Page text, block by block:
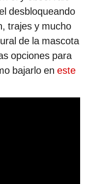
desbloqueando
trajes y mucho
de la mascota
opciones para
bajarlo en este